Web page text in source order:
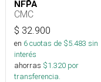
NFPA
CMC
$ 32.900
en 6cuotas de $5.483 sin
interés
ahorras $1.320 por
transferencia.